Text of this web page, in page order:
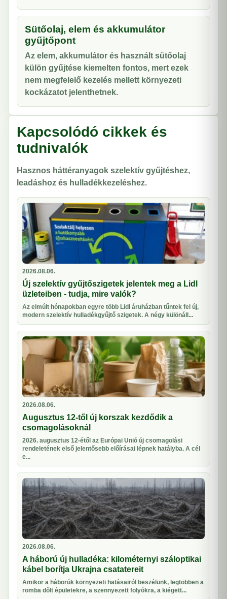
Sütőolaj, elem és akkumulátor
gyűjtőpont
Az elem, akkumulátor és használt sütőolaj
külön gyűjtése kiemelten fontos, mert ezek
nem megfelelő kezelés mellett környezeti
kockázatot jelenthetnek.
Kapcsolódó cikkek és
tudnivalók
Hasznos háttéranyagok szelektív gyűjtéshez,
leadáshoz és hulladékkezeléshez.
2026.08.06.
Új szelektív gyűjtőszigetek jelentek meg a Lidl
üzleteiben - tudja, mire valók?
Az elmúlt hónapokban egyre több Lidl áruházban tűntek fel új,
modern szelektív hulladékgyűjtő szigetek. A négy különáll...
2026.08.06.
Augusztus 12-től új korszak kezdődik a
csomagolásoknál
2026. augusztus 12-étől az Európai Unió új csomagolási
rendeletének első jelentősebb előírásai lépnek hatályba. A cél
e...
2026.08.06.
A háború új hulladéka: kilométernyi száloptikai
kábel borítja Ukrajna csatatereit
Amikor a háborúk környezeti hatásairól beszélünk, legtöbben a
romba dőlt épületekre, a szennyezett folyókra, a kiégett...